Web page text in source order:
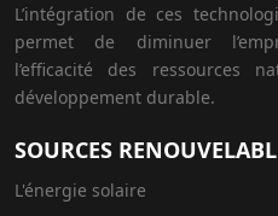
L’intégration de ces
permet de diminuer
l’efficacité des ressources
développement durable.
SOURCES
L'énergie solaire